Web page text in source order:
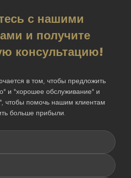
с нашими
и получите
консультацию!
в том, чтобы предложить
и "хорошее обслуживание" и
чтобы помочь нашим клиентам
больше прибыли.